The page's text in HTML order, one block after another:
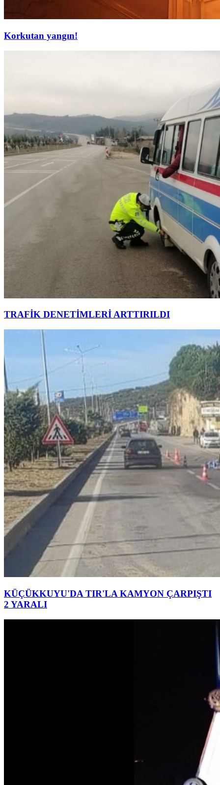
Korkutan yangın!
TRAFİK DENETİMLERİ ARTTIRILDI
KÜÇÜKKUYU'DA TIR'LA KAMYON ÇARPIŞTI
2 YARALI